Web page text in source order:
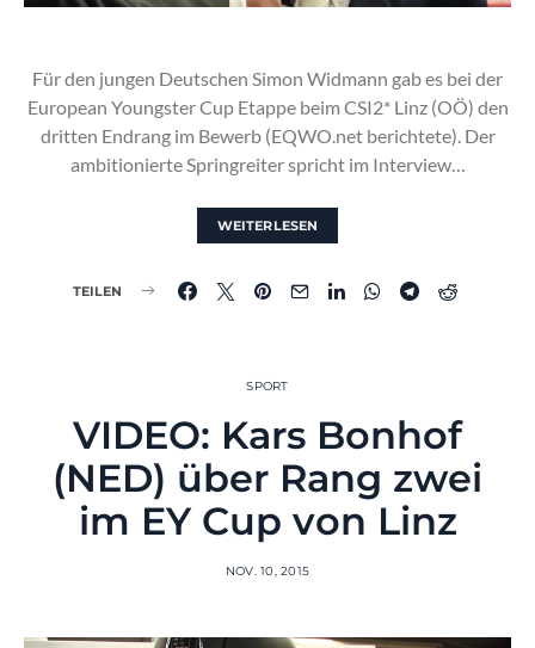
Für den jungen Deutschen Simon Widmann gab es bei der
European Youngster Cup Etappe beim CSI2* Linz (OÖ) den
dritten Endrang im Bewerb (EQWO.net berichtete). Der
ambitionierte Springreiter spricht im Interview…
WEITERLESEN
TEILEN
SPORT
VIDEO: Kars Bonhof
(NED) über Rang zwei
im EY Cup von Linz
NOV. 10, 2015